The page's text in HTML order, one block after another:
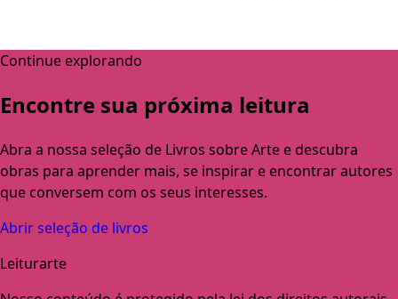
Continue explorando
Encontre sua próxima leitura
Abra a nossa seleção de Livros sobre Arte e descubra
obras para aprender mais, se inspirar e encontrar autores
que conversem com os seus interesses.
Abrir seleção de livros
Leiturarte